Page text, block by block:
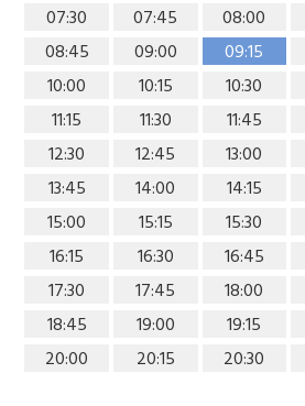
07:30
07:45 08:00
08:45
09:00 09:15
10:00
10:15 10:30
11:15
11:30 11:45
12:30
12:45 13:00
13:45
14:00 14:15
15:00
15:15 15:30
16:15
16:30 16:45
17:30
17:45 18:00
18:45
19:00 19:15
20:00
20:15 20:30